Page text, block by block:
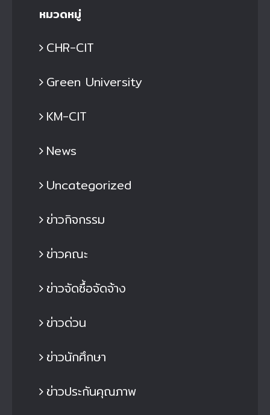
หมวดหมู่
CHR-CIT
Green University
KM-CIT
News
Uncategorized
ข่าวกิจกรรม
ข่าวคณะ
ข่าวจัดซื้อจัดจ้าง
ข่าวด่วน
ข่าวนักศึกษา
ข่าวประกันคุณภาพ